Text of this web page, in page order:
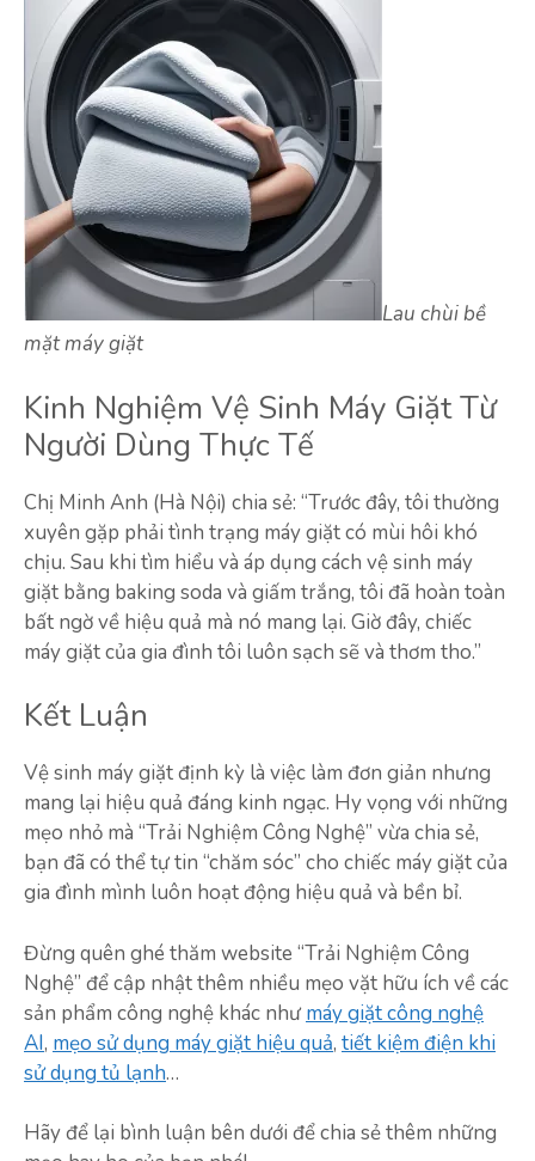
Lau chùi bề
mặt máy giặt
Kinh Nghiệm Vệ Sinh Máy Giặt Từ
Người Dùng Thực Tế
Chị Minh Anh (Hà Nội) chia sẻ: “Trước đây, tôi thường
xuyên gặp phải tình trạng máy giặt có mùi hôi khó
chịu. Sau khi tìm hiểu và áp dụng cách vệ sinh máy
giặt bằng baking soda và giấm trắng, tôi đã hoàn toàn
bất ngờ về hiệu quả mà nó mang lại. Giờ đây, chiếc
máy giặt của gia đình tôi luôn sạch sẽ và thơm tho.”
Kết Luận
Vệ sinh máy giặt định kỳ là việc làm đơn giản nhưng
mang lại hiệu quả đáng kinh ngạc. Hy vọng với những
mẹo nhỏ mà “Trải Nghiệm Công Nghệ” vừa chia sẻ,
bạn đã có thể tự tin “chăm sóc” cho chiếc máy giặt của
gia đình mình luôn hoạt động hiệu quả và bền bỉ.
Đừng quên ghé thăm website “Trải Nghiệm Công
Nghệ” để cập nhật thêm nhiều mẹo vặt hữu ích về các
sản phẩm công nghệ khác nhưmáy giặt công nghệ
AI, mẹo sử dụng máy giặt hiệu quả, tiết kiệm điện khi
sử dụng tủ lạnh…
Hãy để lại bình luận bên dưới để chia sẻ thêm những